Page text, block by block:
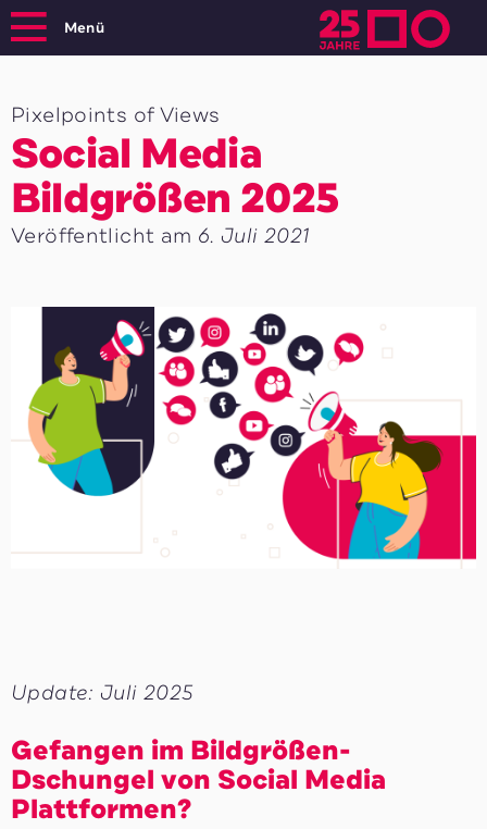
Menü
Pixelpoints of Views
Social Media
Bildgrößen 2025
Veröffentlicht am 6. Juli 2021
Update: Juli 2025
Gefangen im Bildgrößen-
Dschungel von Social Media
Plattformen?